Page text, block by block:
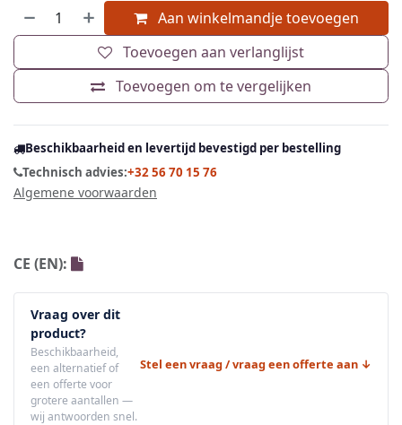
Aan winkelmandje toevoegen
Toevoegen om te vergelijken
Toevoegen aan verlanglijst
Beschikbaarheid en levertijd bevestigd per bestelling
Technisch advies:+32 56 70 15 76
Algemene voorwaarden
CE (EN):
Vraag over dit
product?
Beschikbaarheid,
een alternatief of
een offerte voor
grotere aantallen —
wij antwoorden snel.
Stel een vraag / vraag een offerte aan ↓